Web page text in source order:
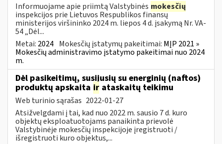
Informuojame apie priimtą Valstybinės mokesčių
inspekcijos prie Lietuvos Respublikos finansų
ministerijos viršininko 2024 m. liepos 4 d. įsakymą Nr. VA-
54 „Dėl...
Metai: 2024 Mokesčių įstatymų pakeitimai: MĮP 2021 »
Mokesčių administravimo įstatymo pakeitimai nuo 2024
m.
Dėl pasikeitimų, susijusių su energinių (naftos)
produktų apskaita ir ataskaitų teikimu
Web turinio sąrašas 2022-01-27
Atsižvelgdami į tai, kad nuo 2022 m. sausio 7 d. kuro
objektų eksploatuotojams panaikinta prievolė
Valstybinėje mokesčių inspekcijoje įregistruoti /
išregistruoti kuro objektus,...